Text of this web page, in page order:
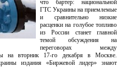
что бартер: национальной
ГТС Украины на приемлемые
и сравнительно низкие
расценки на голубое топливо
из России станет главной
темой обсуждения на
переговорах между
на вторник 17-го декабря в Москве.
издания «Биржевой лидер» знают